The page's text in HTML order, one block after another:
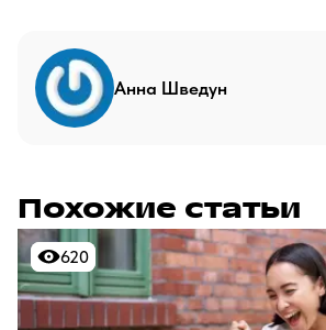
Анна Шведун
Похожие статьи
620
620